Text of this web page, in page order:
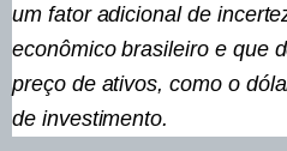
um fator adicional de
econômico brasileiro e que
preço de ativos, como o
de investimento.